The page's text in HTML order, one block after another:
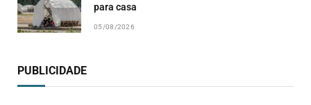
para casa
05/08/2026
PUBLICIDADE